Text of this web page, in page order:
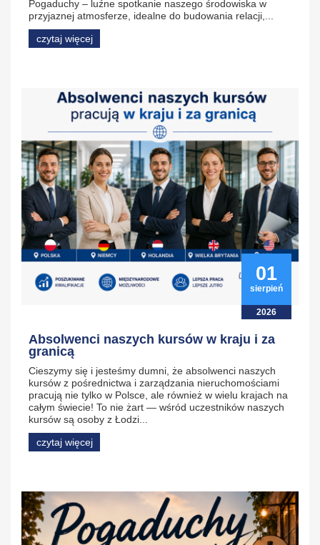
Pogaduchy – luźne spotkanie naszego środowiska w
przyjaznej atmosferze, idealne do budowania relacji,...
czytaj więcej
01
sierpień
2026
Absolwenci naszych kursów w kraju i za
granicą
Cieszymy się i jesteśmy dumni, że absolwenci naszych
kursów z pośrednictwa i zarządzania nieruchomościami
pracują nie tylko w Polsce, ale również w wielu krajach na
całym świecie! To nie żart — wśród uczestników naszych
kursów są osoby z Łodzi...
czytaj więcej